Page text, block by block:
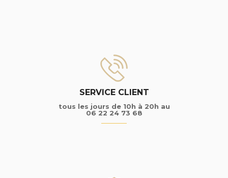
SERVICE CLIENT
tous les jours de 10h à 20h au
06 22 24 73 68